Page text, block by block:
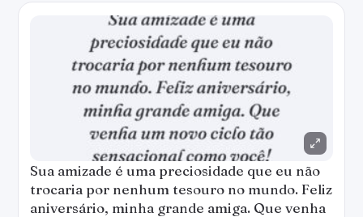
Sua amizade é uma preciosidade que eu não
trocaria por nenhum tesouro no mundo. Feliz
aniversário, minha grande amiga. Que venha